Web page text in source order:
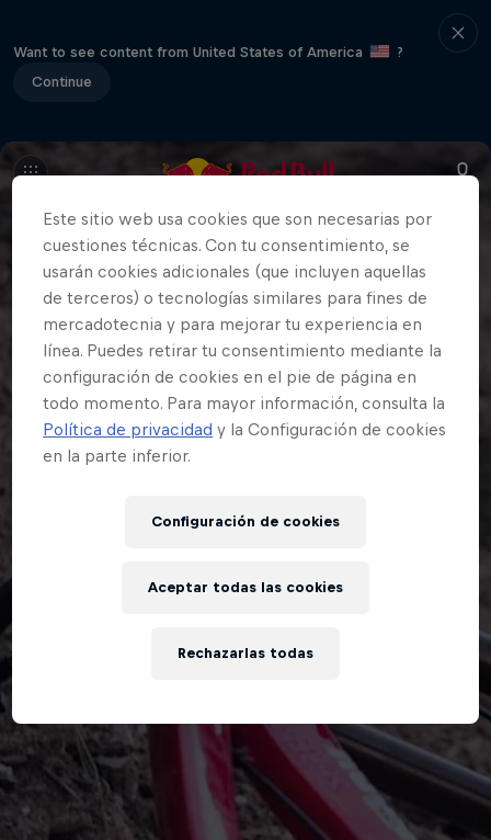
Want to see content from United States of America
?
Continue
Este sitio web usa cookies que son necesarias por
cuestiones técnicas. Con tu consentimiento, se
usarán cookies adicionales (que incluyen aquellas
de terceros) o tecnologías similares para fines de
mercadotecnia y para mejorar tu experiencia en
línea. Puedes retirar tu consentimiento mediante la
configuración de cookies en el pie de página en
todo momento. Para mayor información, consulta la
Política de privacidad y la Configuración de cookies
en la parte inferior.
Configuración de cookies
Rechazarlas todas
Aceptar todas las cookies